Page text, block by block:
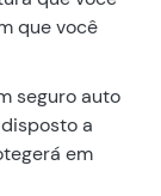
que você
seguro auto
a
em